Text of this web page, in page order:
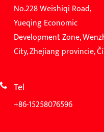
No.228 Weishiqi Road,
Yueqing Economic
Development Zone,
City, Zhejiang provincie,
 Tel
+86-15258076596